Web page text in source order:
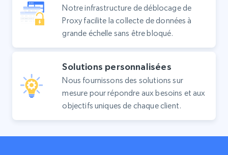
Notre infrastructure de déblocage de
Proxy facilite la collecte de données à
grande échelle sans être bloqué.
Solutions personnalisées
Nous fournissons des solutions sur
mesure pour répondre aux besoins et aux
objectifs uniques de chaque client.